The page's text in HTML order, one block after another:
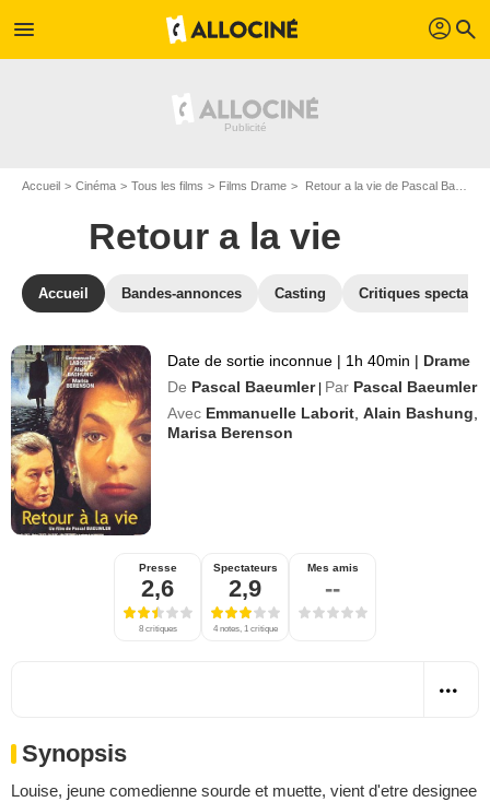
menu profil search
Accueil Cinéma Tous les films Films Drame Retour a la vie de Pascal Baeumler
Retour a la vie
Accueil Bandes-annonces Casting Critiques
Date de sortie inconnue | 1h 40min | Drame
De Pascal Baeumler Par Pascal Baeumler
Avec Emmanuelle Laborit ,Alain Bashung
Marisa Berenson
Presse
2,6
8 critiques
Spectateurs
2,9
4 notes, 1 critique
Mes amis
--
Synopsis
Louise, jeune comedienne sourde et muette, vient d'etre designee